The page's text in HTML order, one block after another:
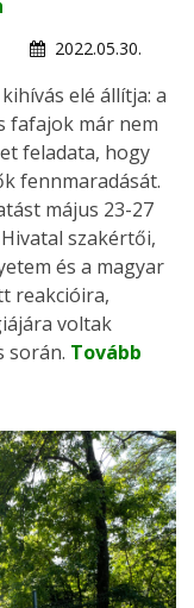
2022.05.30.
elé állítja: a
fafajok már nem
feladata, hogy
fennmaradását.
május 23-27
szakértői,
és a magyar
reakcióira,
voltak
során. Tovább